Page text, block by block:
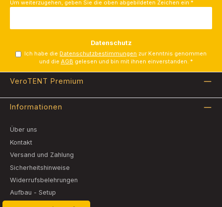
Um weiterzugehen, geben Sie die oben abgebildeten Zeichen ein *
Datenschutz
Ich habe die Datenschutzbestimmungen zur Kenntnis genommen
und die AGB gelesen und bin mit ihnen einverstanden. *
VeroTENT Premium
Informationen
Über uns
Kontakt
Versand und Zahlung
Sicherheitshinweise
Widerrufsbelehrungen
Aufbau - Setup